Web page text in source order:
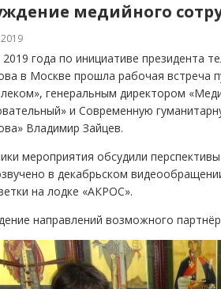
медийного
года по инициативе президента
в Москве прошла рабочая встреча
генеральным директором
и Современную
Владимир Зайцев.
мероприятия обсудили
в декабрьском
на лодке «АКРОС».
направлений возможного